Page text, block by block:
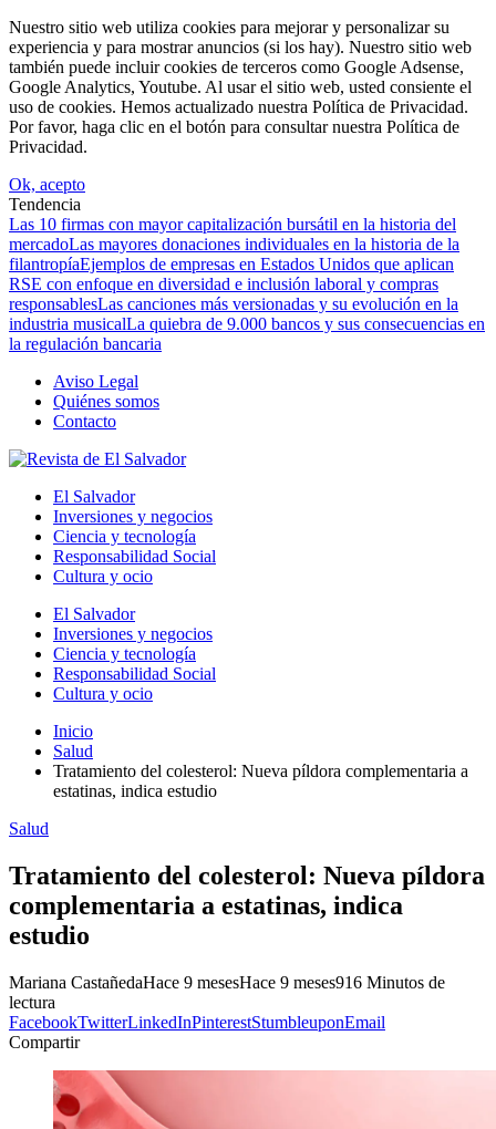
Nuestro sitio web utiliza cookies para mejorar y personalizar su
experiencia y para mostrar anuncios (si los hay). Nuestro sitio web
también puede incluir cookies de terceros como Google Adsense,
Google Analytics, Youtube. Al usar el sitio web, usted consiente el
uso de cookies. Hemos actualizado nuestra Política de Privacidad.
Por favor, haga clic en el botón para consultar nuestra Política de
Privacidad.
Ok, acepto
Tendencia
Las 10 firmas con mayor capitalización bursátil en la historia del
mercadoLas mayores donaciones individuales en la historia de la
filantropíaEjemplos de empresas en Estados Unidos que aplican
RSE con enfoque en diversidad e inclusión laboral y compras
responsablesLas canciones más versionadas y su evolución en la
industria musicalLa quiebra de 9.000 bancos y sus consecuencias en
la regulación bancaria
Aviso Legal
Quiénes somos
Contacto
El Salvador
Inversiones y negocios
Ciencia y tecnología
Responsabilidad Social
Cultura y ocio
El Salvador
Inversiones y negocios
Ciencia y tecnología
Responsabilidad Social
Cultura y ocio
Inicio
Salud
Tratamiento del colesterol: Nueva píldora complementaria a
estatinas, indica estudio
Salud
Tratamiento del colesterol: Nueva píldora
complementaria a estatinas, indica
estudio
Mariana CastañedaHace 9 mesesHace 9 meses916 Minutos de
lectura
FacebookTwitterLinkedInPinterestStumbleuponEmail
Compartir